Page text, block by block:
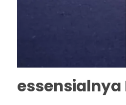
essensialnya